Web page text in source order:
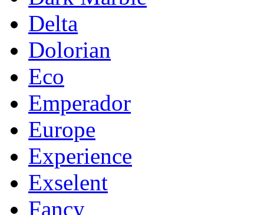
Delta
Dolorian
Eco
Emperador
Europe
Experience
Exselent
Fancy